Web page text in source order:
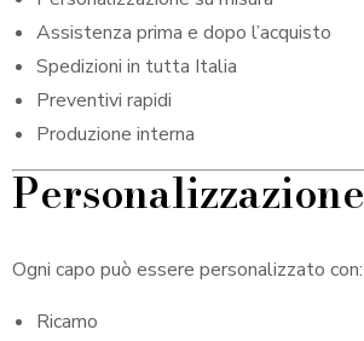
Assistenza prima e dopo l’acquisto
Spedizioni in tutta Italia
Preventivi rapidi
Produzione interna
Personalizzazione
Ogni capo può essere personalizzato con:
Ricamo